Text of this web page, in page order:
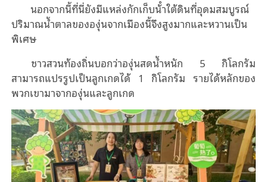
นอกจากนี้ที่นี่ยังมีแหล่งกักเก็บน้ําใต้ดินที่อุดมสมบูรณ์
ปริมาณน้ำตาลขององุ่นจากเมืองนี้จึงสูงมากและหวานเป็น
พิเศษ
ชาวสวนท้องถิ่นบอกว่าองุ่นสดน้ำหนัก 5 กิโลกรัม
สามารถแปรรูปเป็นลูกเกดได้ 1 กิโลกรัม รายได้หลักของ
พวกเขามาจากองุ่นและลูกเกด